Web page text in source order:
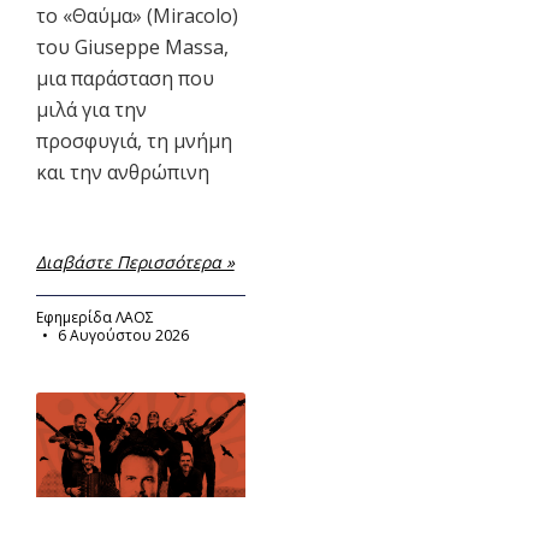
το «Θαύμα» (Miracolo)
του Giuseppe Massa,
μια παράσταση που
μιλά για την
προσφυγιά, τη μνήμη
και την ανθρώπινη
Διαβάστε Περισσότερα »
Εφημερίδα ΛΑΟΣ
6 Αυγούστου 2026